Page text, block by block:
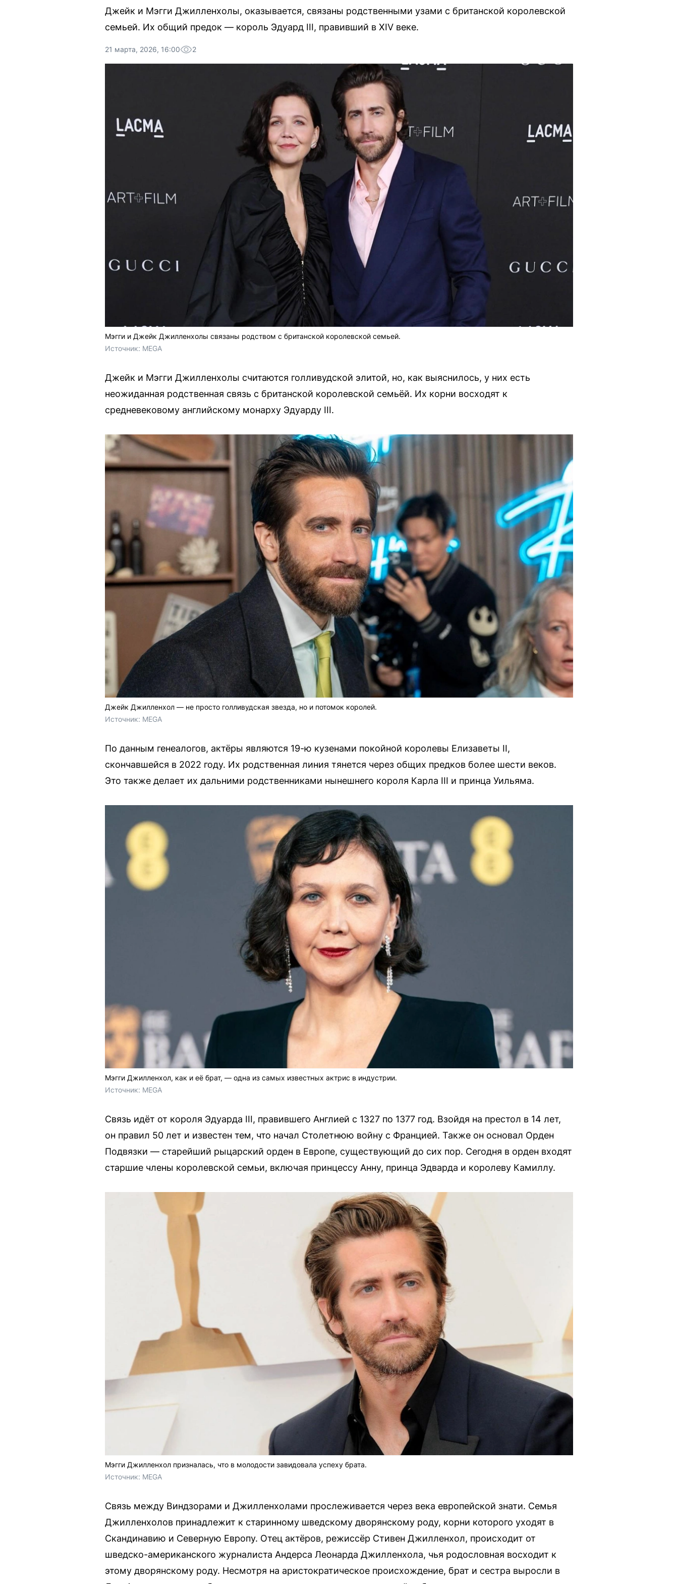
Джейк и Мэгги Джилленхолы, оказывается, связаны родственными узами с британской королевской
семьей. Их общий предок — король Эдуард III, правивший в XIV веке.
21 марта, 2026, 16:00 2
Мэгги и Джейк Джилленхолы связаны родством с британской королевской семьей.
Источник: MEGA
Джейк и Мэгги Джилленхолы считаются голливудской элитой, но, как выяснилось, у них есть
неожиданная родственная связь с британской королевской семьёй. Их корни восходят к
средневековому английскому монарху Эдуарду III.
Джейк Джилленхол — не просто голливудская звезда, но и потомок королей.
Источник: MEGA
По данным генеалогов, актёры являются 19-ю кузенами покойной королевы Елизаветы II,
скончавшейся в 2022 году. Их родственная линия тянется через общих предков более шести веков.
Это также делает их дальними родственниками нынешнего короля Карла III и принца Уильяма.
Мэгги Джилленхол, как и её брат, — одна из самых известных актрис в индустрии.
Источник: MEGA
Связь идёт от короля Эдуарда III, правившего Англией с 1327 по 1377 год. Взойдя на престол в 14 лет,
он правил 50 лет и известен тем, что начал Столетнюю войну с Францией. Также он основал Орден
Подвязки — старейший рыцарский орден в Европе, существующий до сих пор. Сегодня в орден входят
старшие члены королевской семьи, включая принцессу Анну, принца Эдварда и королеву Камиллу.
Мэгги Джилленхол призналась, что в молодости завидовала успеху брата.
Источник: MEGA
Связь между Виндзорами и Джилленхолами прослеживается через века европейской знати. Семья
Джилленхолов принадлежит к старинному шведскому дворянскому роду, корни которого уходят в
Скандинавию и Северную Европу. Отец актёров, режиссёр Стивен Джилленхол, происходит от
шведско-американского журналиста Андерса Леонарда Джилленхола, чья родословная восходит к
этому дворянскому роду. Несмотря на аристократическое происхождение, брат и сестра выросли в